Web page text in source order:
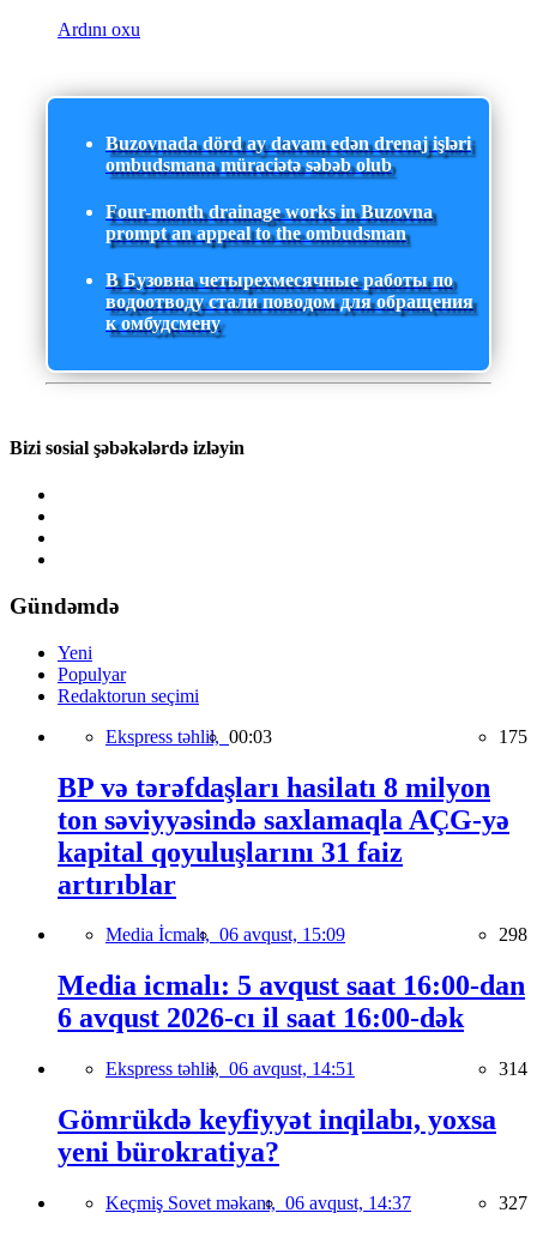
Ardını oxu
Buzovnada dörd ay davam edən drenaj işləri
ombudsmana müraciətə səbəb olub
Four-month drainage works in Buzovna
prompt an appeal to the ombudsman
В Бузовна четырехмесячные работы по
водоотводу стали поводом для обращения
к омбудсмену
Bizi sosial şəbəkələrdə izləyin
Gündəmdə
Yeni
Populyar
Redaktorun seçimi
Ekspress təhlil, 00:03 175
BP və tərəfdaşları hasilatı 8 milyon
ton səviyyəsində saxlamaqla AÇG-yə
kapital qoyuluşlarını 31 faiz
artırıblar
Media İcmalı, 06 avqust, 15:09 298
Media icmalı: 5 avqust saat 16:00-dan
6 avqust 2026-cı il saat 16:00-dək
Ekspress təhlil, 06 avqust, 14:51 314
Gömrükdə keyfiyyət inqilabı, yoxsa
yeni bürokratiya?
Keçmiş Sovet məkanı, 06 avqust, 14:37 327